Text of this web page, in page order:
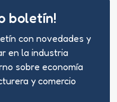
boletín!
con novedades y
en la industria
sobre economía
y comercio